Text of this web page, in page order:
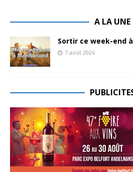
A LA UNE
Sortir ce week-end
7 août 2026